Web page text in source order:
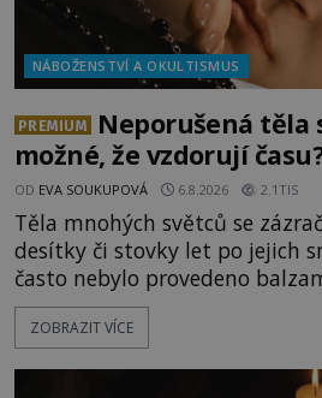
NÁBOŽENSTVÍ A OKULTISMUS
PREMIUM
Neporušená těla
možné, že vzdorují
OD EVA SOUKUPOVÁ 6.8.2026 2.1TIS
Těla mnohých světců se
desítky či stovky let po jejich
často nebylo provedeno
pokusy o konzervaci.
považovány za důkaz svatosti
ZOBRAZIT VÍCE